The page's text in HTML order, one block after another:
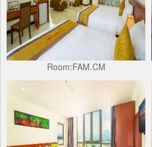
Room:FAM.CM